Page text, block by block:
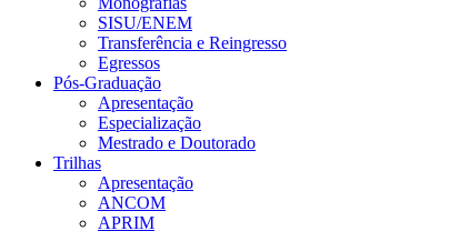
SISU/ENEM
Transferência e Reingresso
Egressos
Pós-Graduação
Apresentação
Especialização
Mestrado e Doutorado
Trilhas
Apresentação
ANCOM
APRIM